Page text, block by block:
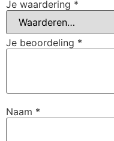
Je waardering *
Je beoordeling *
Naam *